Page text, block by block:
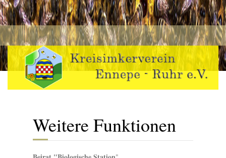
Weitere Funktionen